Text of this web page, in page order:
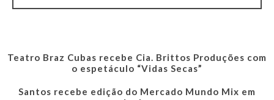
Teatro Braz Cubas recebe Cia. Brittos Produções com
o espetáculo “Vidas Secas”
Santos recebe edição do Mercado Mundo Mix em